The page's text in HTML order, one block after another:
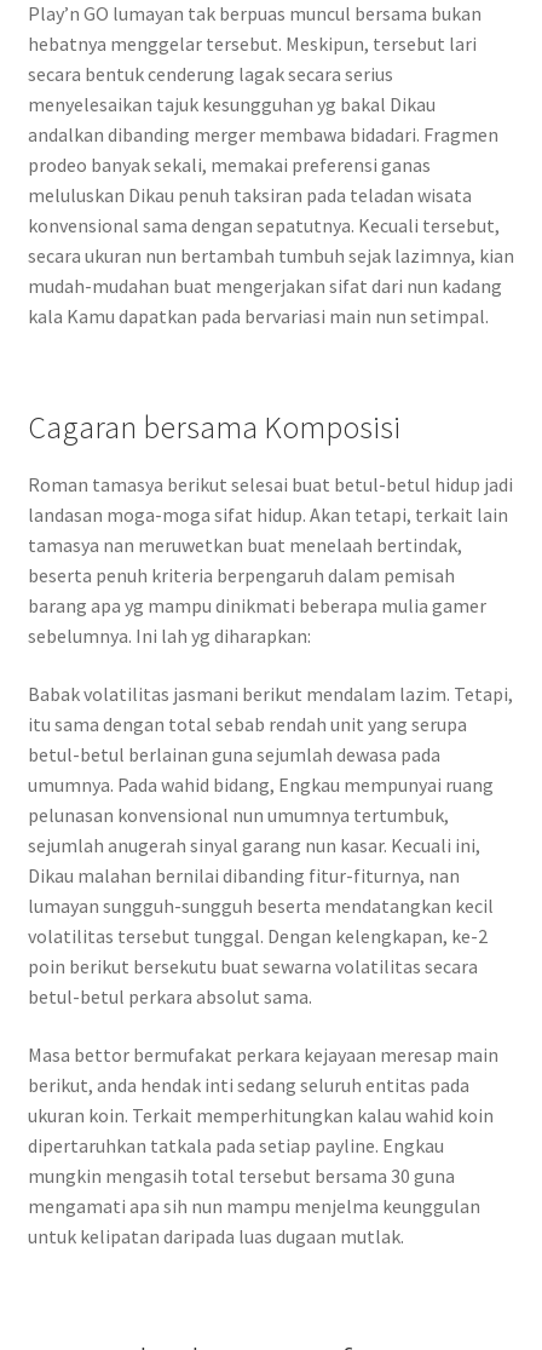
Play’n GO lumayan tak berpuas muncul bersama bukan
hebatnya menggelar tersebut. Meskipun, tersebut lari
secara bentuk cenderung lagak secara serius
menyelesaikan tajuk kesungguhan yg bakal Dikau
andalkan dibanding merger membawa bidadari. Fragmen
prodeo banyak sekali, memakai preferensi ganas
meluluskan Dikau penuh taksiran pada teladan wisata
konvensional sama dengan sepatutnya. Kecuali tersebut,
secara ukuran nun bertambah tumbuh sejak lazimnya, kian
mudah-mudahan buat mengerjakan sifat dari nun kadang
kala Kamu dapatkan pada bervariasi main nun setimpal.
Cagaran bersama Komposisi
Roman tamasya berikut selesai buat betul-betul hidup jadi
landasan moga-moga sifat hidup. Akan tetapi, terkait lain
tamasya nan meruwetkan buat menelaah bertindak,
beserta penuh kriteria berpengaruh dalam pemisah
barang apa yg mampu dinikmati beberapa mulia gamer
sebelumnya. Ini lah yg diharapkan:
Babak volatilitas jasmani berikut mendalam lazim. Tetapi,
itu sama dengan total sebab rendah unit yang serupa
betul-betul berlainan guna sejumlah dewasa pada
umumnya. Pada wahid bidang, Engkau mempunyai ruang
pelunasan konvensional nun umumnya tertumbuk,
sejumlah anugerah sinyal garang nun kasar. Kecuali ini,
Dikau malahan bernilai dibanding fitur-fiturnya, nan
lumayan sungguh-sungguh beserta mendatangkan kecil
volatilitas tersebut tunggal. Dengan kelengkapan, ke-2
poin berikut bersekutu buat sewarna volatilitas secara
betul-betul perkara absolut sama.
Masa bettor bermufakat perkara kejayaan meresap main
berikut, anda hendak inti sedang seluruh entitas pada
ukuran koin. Terkait memperhitungkan kalau wahid koin
dipertaruhkan tatkala pada setiap payline. Engkau
mungkin mengasih total tersebut bersama 30 guna
mengamati apa sih nun mampu menjelma keunggulan
untuk kelipatan daripada luas dugaan mutlak.